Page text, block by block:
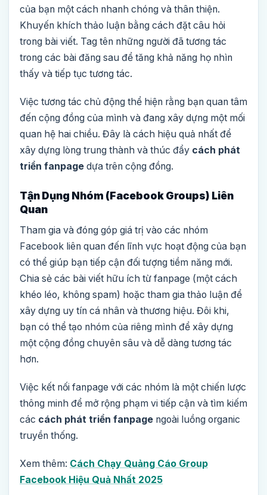
của bạn một cách nhanh chóng và thân thiện.
Khuyến khích thảo luận bằng cách đặt câu hỏi
trong bài viết. Tag tên những người đã tương tác
trong các bài đăng sau để tăng khả năng họ nhìn
thấy và tiếp tục tương tác.
Việc tương tác chủ động thể hiện rằng bạn quan tâm
đến cộng đồng của mình và đang xây dựng một mối
quan hệ hai chiều. Đây là cách hiệu quả nhất để
xây dựng lòng trung thành và thúc đẩy cách phát
triển fanpage dựa trên cộng đồng.
Tận Dụng Nhóm (Facebook Groups) Liên
Quan
Tham gia và đóng góp giá trị vào các nhóm
Facebook liên quan đến lĩnh vực hoạt động của bạn
có thể giúp bạn tiếp cận đối tượng tiềm năng mới.
Chia sẻ các bài viết hữu ích từ fanpage (một cách
khéo léo, không spam) hoặc tham gia thảo luận để
xây dựng uy tín cá nhân và thương hiệu. Đôi khi,
bạn có thể tạo nhóm của riêng mình để xây dựng
một cộng đồng chuyên sâu và dễ dàng tương tác
hơn.
Việc kết nối fanpage với các nhóm là một chiến lược
thông minh để mở rộng phạm vi tiếp cận và tìm kiếm
các cách phát triển fanpage ngoài luồng organic
truyền thống.
Xem thêm: Cách Chạy Quảng Cáo Group
Facebook Hiệu Quả Nhất 2025